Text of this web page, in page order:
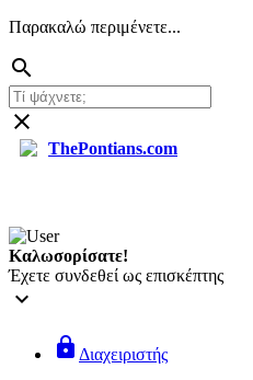
Παρακαλώ περιμένετε...
search
close
ThePontians.com
Καλωσορίσατε!
Έχετε συνδεθεί ως επισκέπτης
keyboard_arrow_down
lock Διαχειριστής